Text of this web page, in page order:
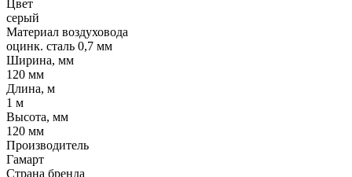
Цвет
серый
Материал воздуховода
оцинк. сталь 0,7 мм
Ширина, мм
120 мм
Длина, м
1 м
Высота, мм
120 мм
Производитель
Гамарт
Страна бренда